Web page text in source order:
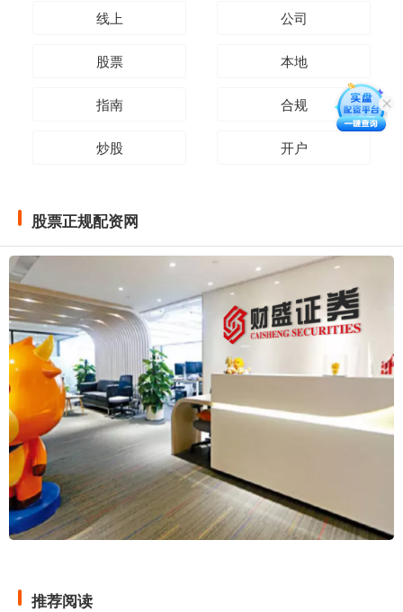
线上 公司
股票 本地
指南 合规
炒股 开户
股票正规配资网
推荐阅读